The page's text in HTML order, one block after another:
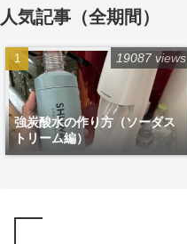
人気記事（全期間）
強炭酸水の作り方（ソーダス
トリーム編）
19087 views